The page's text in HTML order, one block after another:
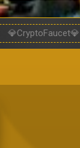
💎CryptoFaucet💎